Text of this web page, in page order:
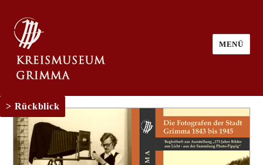
MENÜ
Rückblick